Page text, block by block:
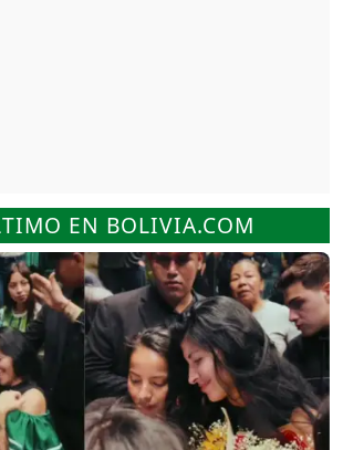
EN BOLIVIA.COM